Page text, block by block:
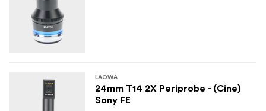
LAOWA
24mm T14 2X Periprobe - (Cine)
Sony FE